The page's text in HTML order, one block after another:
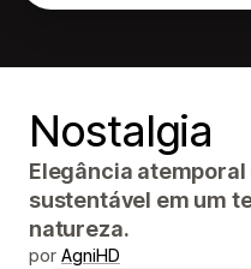
Nostalgia
Elegância
sustentável em um
natureza.
por AgniHD